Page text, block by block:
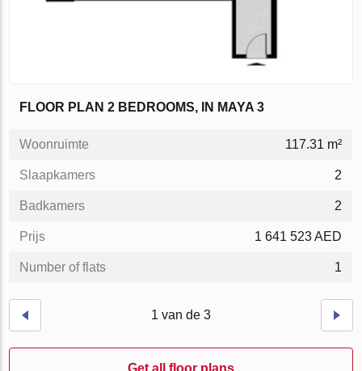
FLOOR PLAN 2 BEDROOMS, IN MAYA 3
Woonruimte 117.31 m²
Slaapkamers 2
Badkamers 2
Prijs 1 641 523 AED
Number of flats 1
Get all floor plans
1 van de 3